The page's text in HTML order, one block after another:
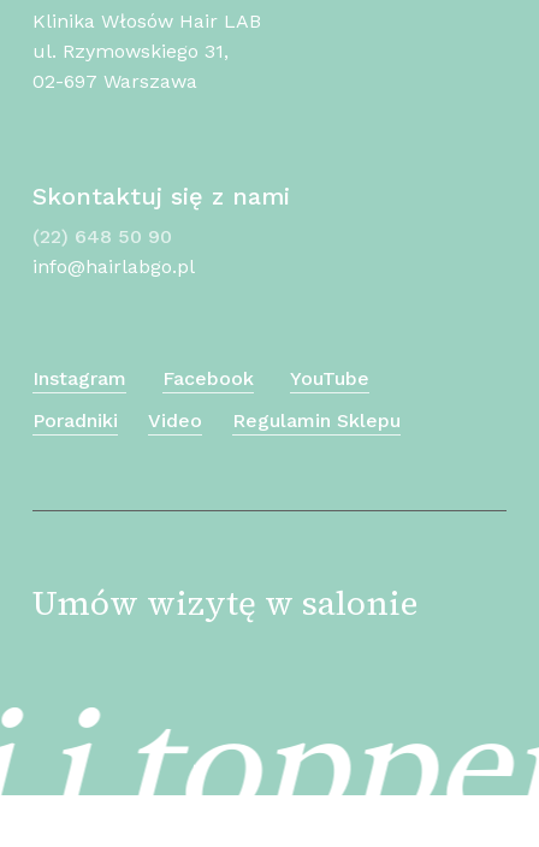
Zobacz Koszyk
Klinika Włosów Hair LAB
ul. Rzymowskiego 31,
02-697 Warszawa
Skontaktuj się z nami
(22) 648 50 90
info@hairlabgo.pl
Instagram Facebook
YouTube
Poradniki
Video Regulamin Sklepu
Umów wizytę w salonie
i